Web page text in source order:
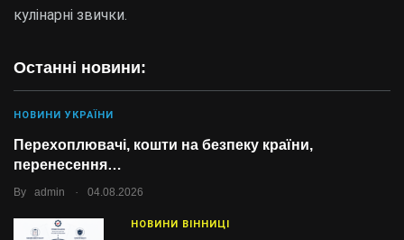
Останні новини:
НОВИНИ УКРАЇНИ
Перехоплювачі, кошти на безпеку країни,
перенесення…
By admin . 04.08.2026
НОВИНИ ВІННИЦІ
кулінарні звички.